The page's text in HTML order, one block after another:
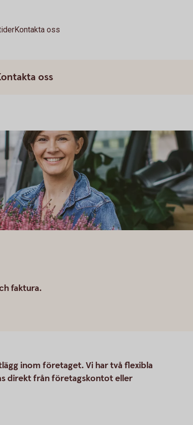
Kontakta oss
oss
faktura.
inom företaget. Vi har två flexibla
direkt från företagskontot eller